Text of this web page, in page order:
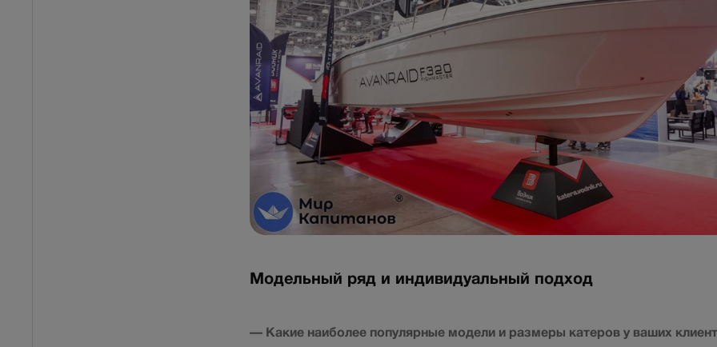
Модельный ряд и индивидуальный подход
— Какие наиболее популярные модели и размеры катеров у ваших